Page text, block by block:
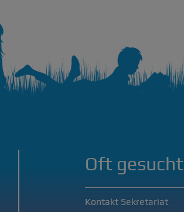
Oft gesucht
Kontakt Sekretariat